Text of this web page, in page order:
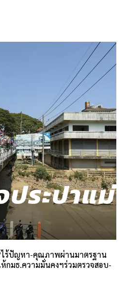
ไร้ปัญหา-คุณภาพผ่านมาตรฐาน
กมธ.ความมั่นคงฯร่วมตรวจสอบ-